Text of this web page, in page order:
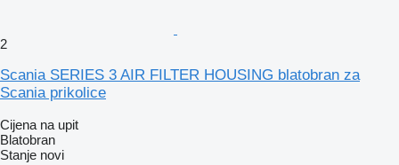
2
Scania SERIES 3 AIR FILTER HOUSING blatobran za
Scania prikolice
Cijena na upit
Blatobran
Stanje novi